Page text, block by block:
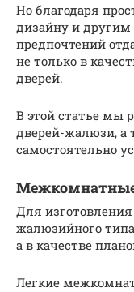
Но благодаря
дизайну и
предпочтений
не только в
дверей.
В этой статье мы
дверей-жалюзи, а
самостоятельно
Для
жалюзийного
а в качестве
Легкие